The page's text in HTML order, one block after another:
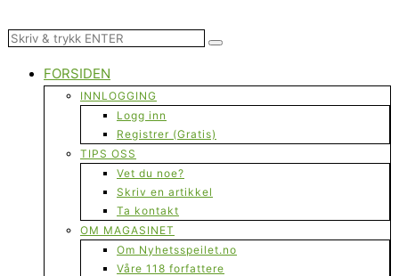
FORSIDEN
INNLOGGING
Logg inn
Registrer (Gratis)
TIPS OSS
Vet du noe?
Skriv en artikkel
Ta kontakt
OM MAGASINET
Om Nyhetsspeilet.no
Våre 118 forfattere